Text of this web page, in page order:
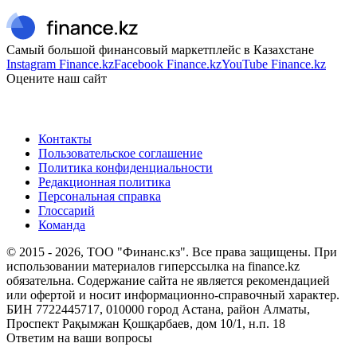
Самый большой финансовый маркетплейс в Казахстане
Instagram Finance.kzFacebook Finance.kzYouTube Finance.kz
Оцените наш сайт
Контакты
Пользовательское соглашение
Политика конфиденциальности
Редакционная политика
Персональная справка
Глоссарий
Команда
© 2015 - 2026, ТОО "Финанс.кз". Все права защищены. При
использовании материалов гиперссылка на finance.kz
обязательна. Содержание сайта не является рекомендацией
или офертой и носит информационно-справочный характер.
БИН 7722445717, 010000 город Астана, район Алматы,
Проспект Рақымжан Қошқарбаев, дом 10/1, н.п. 18
Ответим на ваши вопросы